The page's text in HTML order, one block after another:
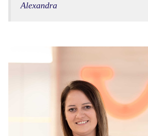
Alexandra